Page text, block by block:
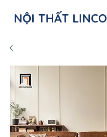
NỘI THẤT LINCO